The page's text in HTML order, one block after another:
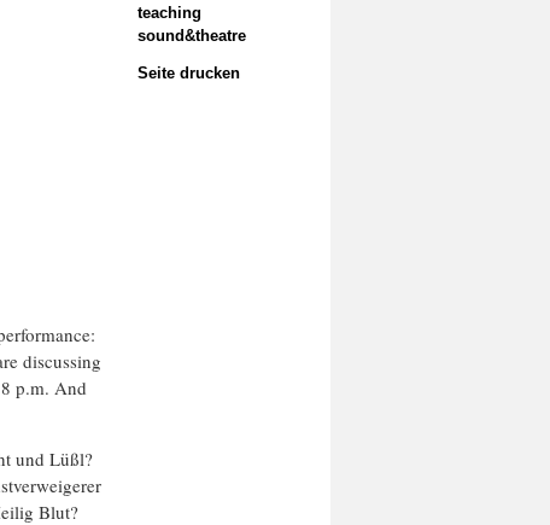
teaching
sound&theatre
Seite drucken
discussing
p.m. And
und Lüßl?
Blut?